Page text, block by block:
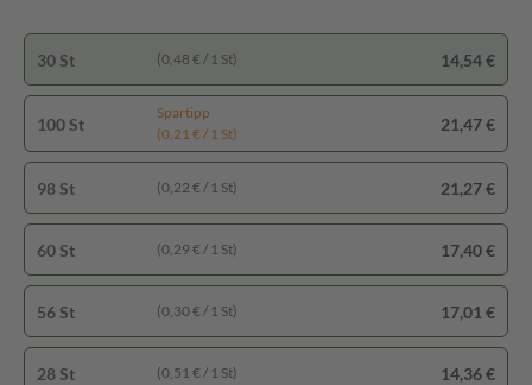
100 St
Spartipp
(0,21 € / 1 St)
21,47 €
98 St (0,22 € / 1 St) 21,27 €
60 St (0,29 € / 1 St) 17,40 €
56 St (0,30 € / 1 St) 17,01 €
30 St (0,48 € / 1 St) 14,54 €
28 St (0,51 € / 1 St) 14,36 €